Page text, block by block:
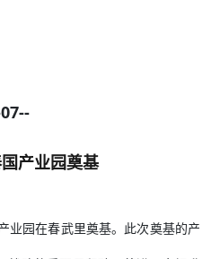
产业园奠基
业园在春武里奠基。此次奠基的产